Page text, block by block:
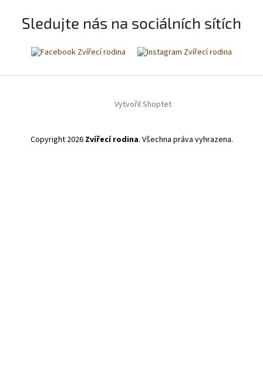
Sledujte nás na sociálních sítích
Vytvořil Shoptet
Copyright 2026 Zvířecí rodina. Všechna práva vyhrazena.